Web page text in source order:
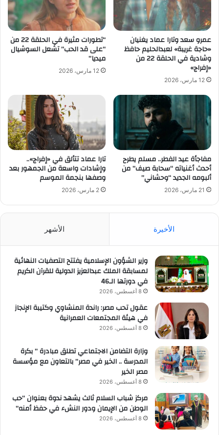
عمرو سعد وتارا عماد يغنيان
«حاجة غريبة» لعبدالحليم حافظ
وشادية في الحلقة 22 من
«إفراج»
12 مارس، 2026
“تطورات مثيرة في الحلقة 22 من
“على قد الحب” تشعل السوشيال
ميديا”
12 مارس، 2026
مفاجأة عيد الفطر.. مسلم يطرح
أحدث أغنياته “سحابة صيف” من
ألبومه الجديد “وحشاني”
21 مارس، 2026
تارا عماد تتألق في «إفراج»..
وإشادات واسعة من الجمهور بعد
وصفها بنجمة الموسم
2 مارس، 2026
الأخيرة الأشهر
وزير الشؤون الإسلامية يفتتح التصفيات النهائية
لمسابقة الملك عبدالعزيز الدولية للقرآن الكريم
في دورتها الـ46
8 أغسطس، 2026
عقول تحب مصر: راندة المنشاوي وكتيبة الإنجاز
في هيئة المجتمعات العمرانية
8 أغسطس، 2026
وزارة التضامن الاجتماعي تطلق مبادرة ” بكرة
المدرسة .. الخير في مصر” بالتعاون مع مؤسسة
مصر الخير
8 أغسطس، 2026
مركز شباب السلام ثالث يشهد ندوة بعنوان “حب
الوطن من الإيمان ودور النشء في حفظ أمنه”
8 أغسطس، 2026